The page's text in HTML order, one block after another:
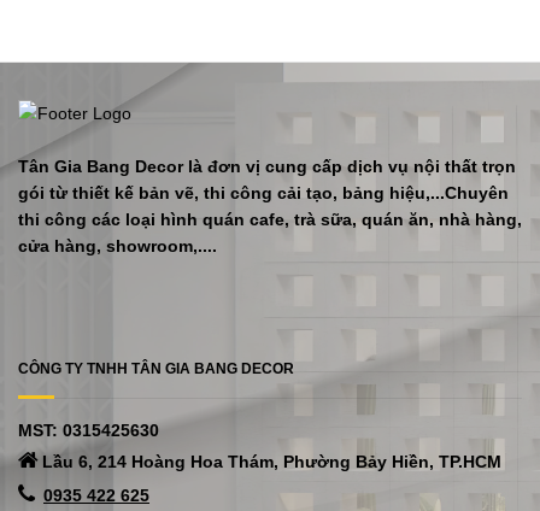
Tân Gia Bang Decor là đơn vị cung cấp dịch vụ nội thất trọn
gói từ thiết kế bản vẽ, thi công cải tạo, bảng hiệu,...Chuyên
thi công các loại hình quán cafe, trà sữa, quán ăn, nhà hàng,
cửa hàng, showroom,....
CÔNG TY TNHH TÂN GIA BANG DECOR
MST: 0315425630
Lầu 6, 214 Hoàng Hoa Thám, Phường Bảy Hiền, TP.HCM
0935 422 625